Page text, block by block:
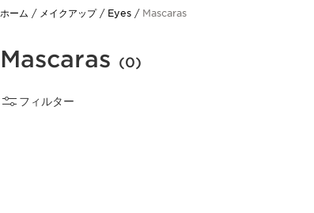
ホーム メイクアップ Eyes Mascaras
Mascaras (0)
フィルター